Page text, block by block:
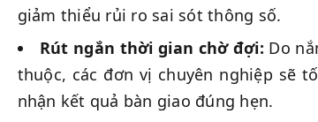
giảm thiểu rủi ro sai sót thông số.
Rút ngắn thời gian chờ đợi: Do
thuộc, các đơn vị chuyên nghiệp sẽ
nhận kết quả bàn giao đúng hẹn.